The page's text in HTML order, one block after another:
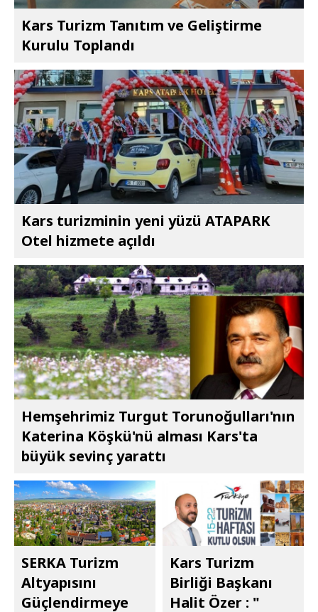
Kars Turizm Tanıtım ve Geliştirme
Kurulu Toplandı
Kars turizminin yeni yüzü ATAPARK
Otel hizmete açıldı
Hemşehrimiz Turgut Torunoğulları'nın
Katerina Köşkü'nü alması Kars'ta
büyük sevinç yarattı
SERKA Turizm
Altyapısını
Güçlendirmeye
Kars Turizm
Birliği Başkanı
Halit Özer : "​​​​​​​